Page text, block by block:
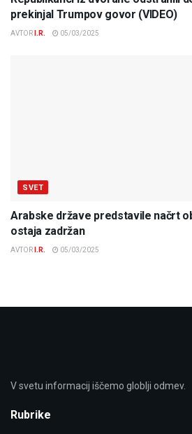
prekinjal Trumpov govor (VIDEO)
AVTOR I.R. 05/03/2025
SVET
Arabske države predstavile načrt
ostaja zadržan
AVTOR I.R. 05/03/2025
V svetu informacij iščemo globlji odmev.
Rubrike